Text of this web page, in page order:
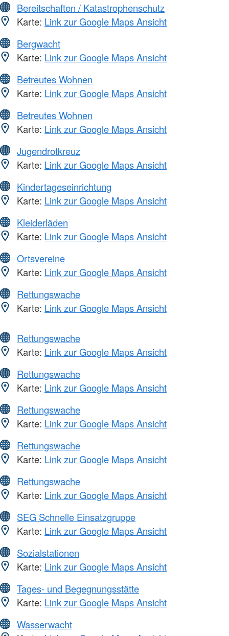
Bereitschaften / Katastrophenschutz
Karte: Link zur Google Maps Ansicht
Bergwacht
Karte: Link zur Google Maps Ansicht
Betreutes Wohnen
Karte: Link zur Google Maps Ansicht
Betreutes Wohnen
Karte: Link zur Google Maps Ansicht
Jugendrotkreuz
Karte: Link zur Google Maps Ansicht
Kindertageseinrichtung
Karte: Link zur Google Maps Ansicht
Kleiderläden
Karte: Link zur Google Maps Ansicht
Ortsvereine
Karte: Link zur Google Maps Ansicht
Rettungswache
Karte: Link zur Google Maps Ansicht
Rettungswache
Karte: Link zur Google Maps Ansicht
Rettungswache
Karte: Link zur Google Maps Ansicht
Rettungswache
Karte: Link zur Google Maps Ansicht
Rettungswache
Karte: Link zur Google Maps Ansicht
Rettungswache
Karte: Link zur Google Maps Ansicht
SEG Schnelle Einsatzgruppe
Karte: Link zur Google Maps Ansicht
Sozialstationen
Karte: Link zur Google Maps Ansicht
Tages- und Begegnungsstätte
Karte: Link zur Google Maps Ansicht
Wasserwacht